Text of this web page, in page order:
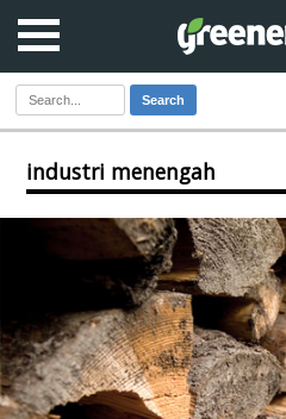
Search
industri menengah